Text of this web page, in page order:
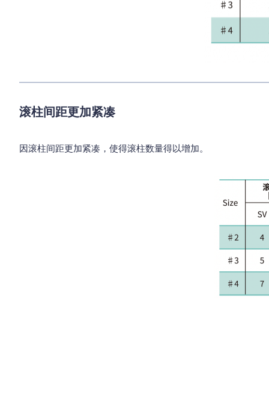
滚柱间距更加紧凑
因滚柱间距更加紧凑，使得滚柱数量得以增加。